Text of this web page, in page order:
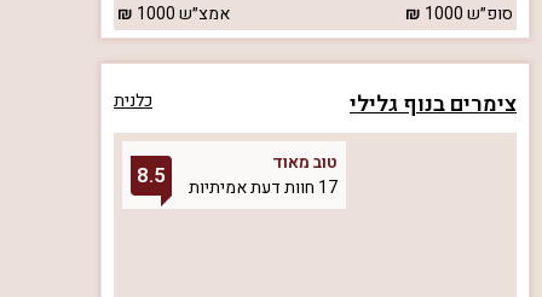
סופ״ש1000 אמצ״ש1000
צימרים בנוף גלילי כלנית
טוב מאוד
17 חוות דעת אמיתיות
8.5